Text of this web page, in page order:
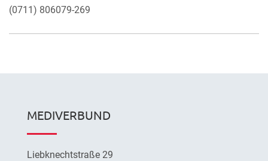
(0711) 806079-269
MEDIVERBUND
Liebknechtstraße 29